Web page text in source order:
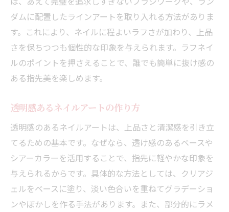
ダムに配置したラインアートを取り入れる方法がありま
す。これにより、ネイルに程よいラフさが加わり、上品
さを保ちつつも個性的な印象を与えられます。ラフネイ
ルのポイントを押さえることで、誰でも簡単に抜け感の
ある指先美を楽しめます。
透明感あるネイルアートの作り方
透明感のあるネイルアートは、上品さと清潔感を引き立
てるための基本です。なぜなら、透け感のあるベースや
シアーカラーを活用することで、指先に軽やかな印象を
与えられるからです。具体的な方法としては、クリアジ
ェルをベースに塗り、淡い色合いを重ねてグラデーショ
ンやぼかしを作る手法があります。また、部分的にラメ